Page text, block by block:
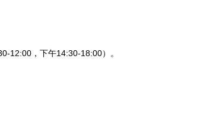
，下午14:30-18:00）。